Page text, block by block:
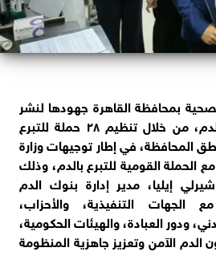
بمحافظة القاهرة جهودها لنشر
ثقافة التبرع الطوعي بالدم، من خلال تنظيم ٢٨ حملة للتبرع
المحافظة، في إطار توجيهات وزارة
الحملة القومية للتبرع بالدم، وذلك
إيليا، مدير إدارة بنوك الدم
مع الجهات التنفيذية، والأحزاب،
ودور العبادة، والهيئات الحكومية،
الآمن وتعزيز جاهزية المنظومة